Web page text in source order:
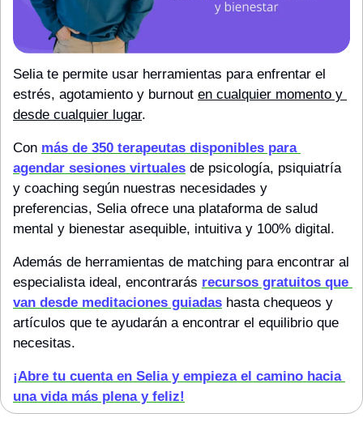
Selia te permite usar herramientas para enfrentar el
estrés, agotamiento y burnout en cualquier momento y
desde cualquier lugar.
Con más de 350 terapeutas disponibles para
agendar sesiones virtuales de psicología, psiquiatría
y coaching según nuestras necesidades y
preferencias, Selia ofrece una plataforma de salud
mental y bienestar asequible, intuitiva y 100% digital.
Además de herramientas de matching para encontrar al
especialista ideal, encontrarás recursos gratuitos que
van desde meditaciones guiadas hasta chequeos y
artículos que te ayudarán a encontrar el equilibrio que
necesitas.
¡Abre tu cuenta en Selia y empieza el camino hacia
una vida más plena y feliz!